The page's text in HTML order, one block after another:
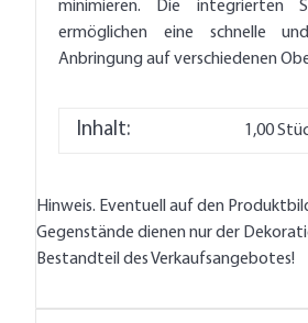
minimieren. Die integrierten
ermöglichen eine schnelle
Anbringung auf verschiedenen
Inhalt: 1,00
Hinweis. Eventuell auf den
Gegenstände dienen nur der
Bestandteil des Verkaufsangebotes!